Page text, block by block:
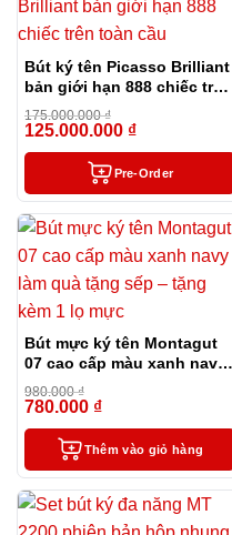
Bút ký tên Picasso Brilliant
bản giới hạn 888 chiếc trên
toàn cầu
175.000.000₫
125.000.000 ₫
Pre-Order
Bút mực ký tên Montagut
07 cao cấp màu xanh navy
làm quà tặng sếp – tặng
kèm 1 lọ mực
980.000₫
780.000 ₫
Thêm vào giỏ hàng